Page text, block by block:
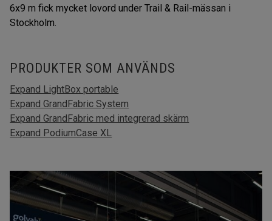
6x9 m fick mycket lovord under Trail & Rail-mässan i
Stockholm.
PRODUKTER SOM ANVÄNDS
Expand LightBox portable
Expand GrandFabric System
Expand GrandFabric med integrerad skärm
Expand PodiumCase XL